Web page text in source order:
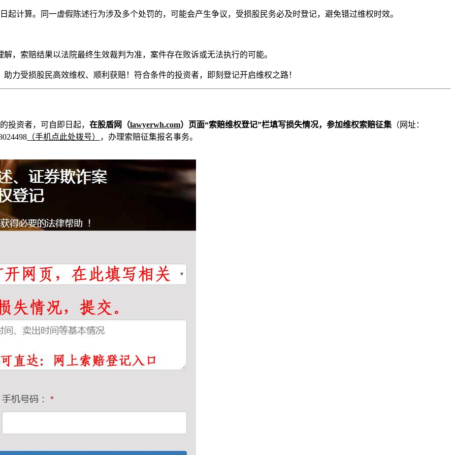
起计算。同一虚假陈述行为涉及多个处罚的，可能会产生争议，受损股民务必及时登记，避免错过维权时效。
，索赔结果以法院最终生效裁判为准，案件存在败诉或无法执行的可能。
力受损股民高效维权、顺利获赔！符合条件的投资者，即刻登记开启维权之路！
投资者，可自即日起， 在股盾网（lawyerwh.com）页面“索赔维权登记”栏填写损失情况，参加维权索赔征集 （网址：
（手机点此处拨号） ，办理索赔征集报名事务。